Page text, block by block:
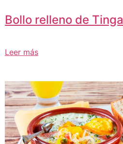
Bollo relleno de Tinga
Leer más